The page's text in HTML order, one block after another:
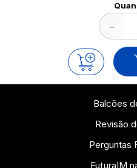
−
Balcões
Revisão
Perguntas
FuturaIM